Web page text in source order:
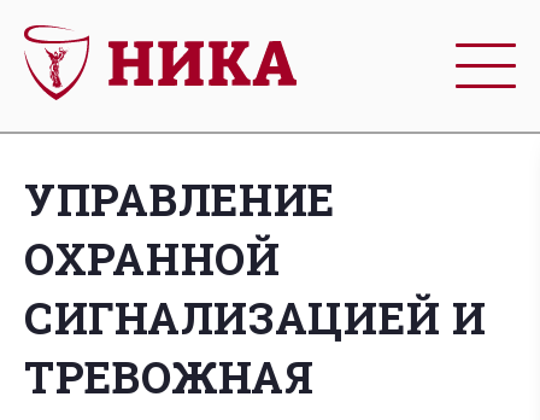
УПРАВЛЕНИЕ
ОХРАННОЙ
СИГНАЛИЗАЦИЕЙ И
ТРЕВОЖНАЯ